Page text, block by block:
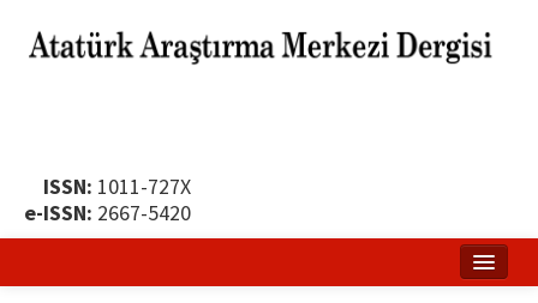
ISSN: 1011-727X
e-ISSN: 2667-5420